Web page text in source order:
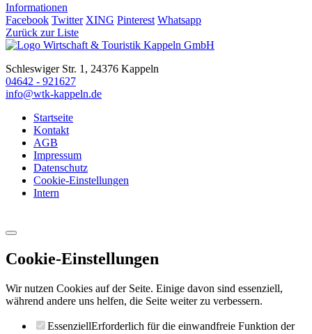
Informationen
Facebook Twitter XING Pinterest Whatsapp
Zurück zur Liste
Schleswiger Str. 1, 24376 Kappeln
04642 - 921627
info@wtk-kappeln.de
Startseite
Kontakt
AGB
Impressum
Datenschutz
Cookie-Einstellungen
Intern
Cookie-Einstellungen
Wir nutzen Cookies auf der Seite. Einige davon sind essenziell,
während andere uns helfen, die Seite weiter zu verbessern.
EssenziellErforderlich für die einwandfreie Funktion der